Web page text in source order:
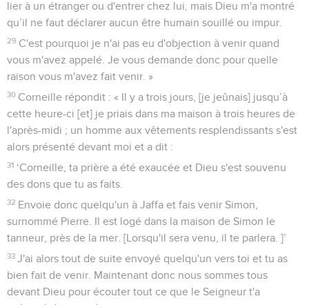
lier à un étranger ou d'entrer chez lui, mais Dieu m'a montré
qu’il ne faut déclarer aucun être humain souillé ou impur.
29 C'est pourquoi je n'ai pas eu d'objection à venir quand
vous m'avez appelé. Je vous demande donc pour quelle
raison vous m'avez fait venir. »
30 Corneille répondit : « Il y a trois jours, [je jeûnais] jusqu’à
cette heure-ci [et] je priais dans ma maison à trois heures de
l'après-midi ; un homme aux vêtements resplendissants s'est
alors présenté devant moi et a dit :
31 ‘Corneille, ta prière a été exaucée et Dieu s'est souvenu
des dons que tu as faits.
32 Envoie donc quelqu'un à Jaffa et fais venir Simon,
surnommé Pierre. Il est logé dans la maison de Simon le
tanneur, près de la mer. [Lorsqu'il sera venu, il te parlera. ]’
33 J'ai alors tout de suite envoyé quelqu'un vers toi et tu as
bien fait de venir. Maintenant donc nous sommes tous
devant Dieu pour écouter tout ce que le Seigneur t'a